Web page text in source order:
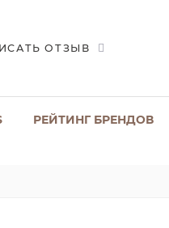
ОТЗЫВ
РЕЙТИНГ БРЕНДОВ